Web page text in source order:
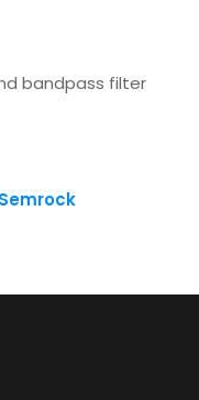
bandpass filter